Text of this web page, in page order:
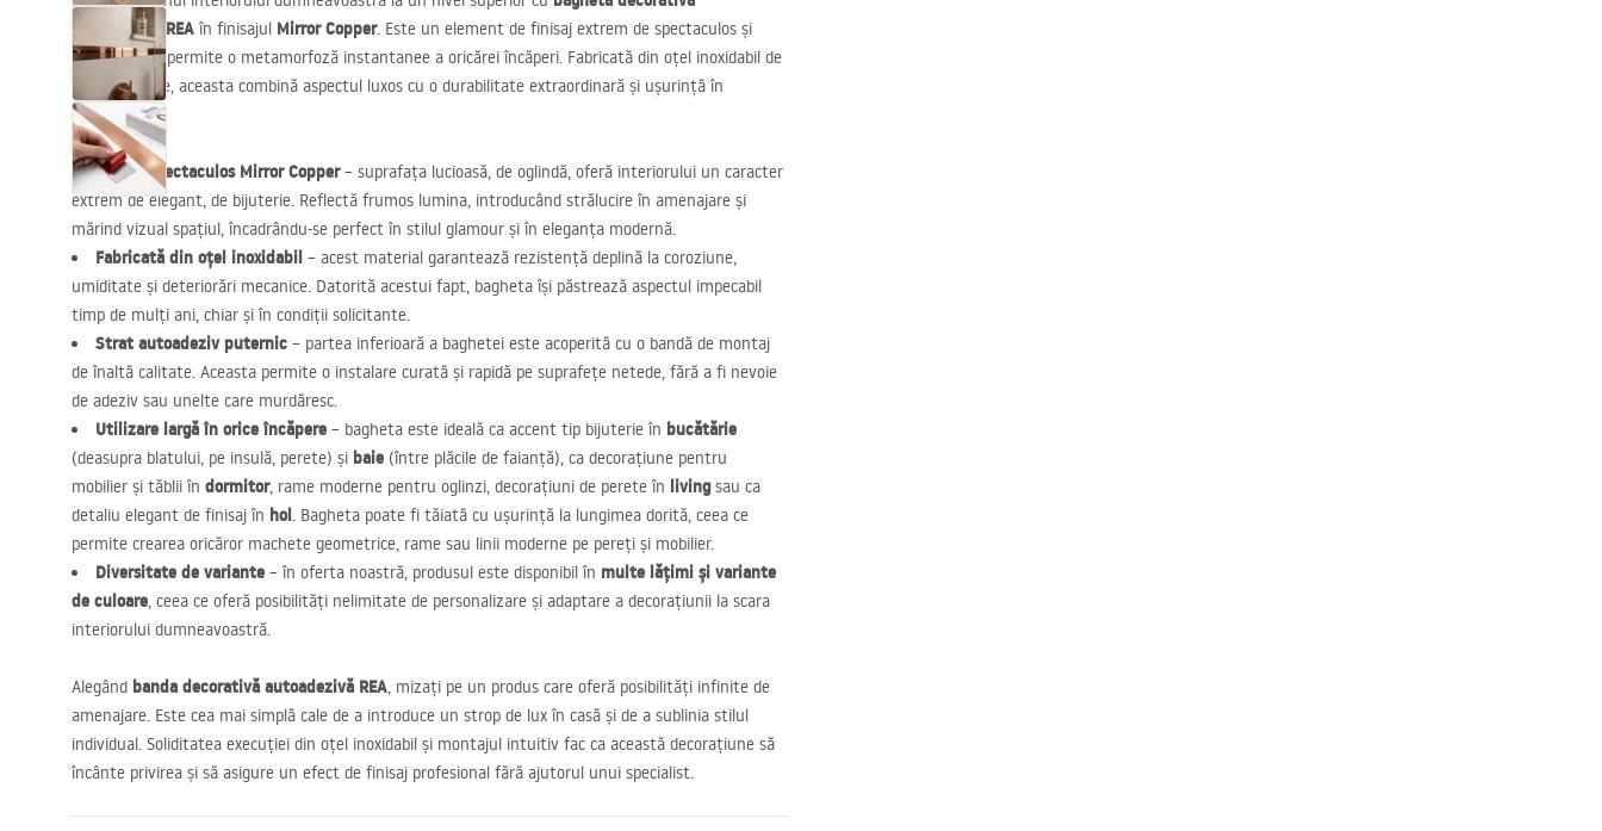
autoadezivă REA în finisajul Mirror Copper. Este un element de finisaj extrem de spectaculos și
versatil, care permite o metamorfoză instantanee a oricărei încăperi. Fabricată din oțel inoxidabil de
înaltă calitate, aceasta combină aspectul luxos cu o durabilitate extraordinară și ușurință în
montare.
Finisaj spectaculos Mirror Copper– suprafața lucioasă, de oglindă, oferă interiorului un caracter
extrem de elegant, de bijuterie. Reflectă frumos lumina, introducând strălucire în amenajare și
mărind vizual spațiul, încadrându-se perfect în stilul glamour și în eleganța modernă.
Fabricată din oțel inoxidabil – acest material garantează rezistență deplină la coroziune,
umiditate și deteriorări mecanice. Datorită acestui fapt, bagheta își păstrează aspectul impecabil
timp de mulți ani, chiar și în condiții solicitante.
Strat autoadeziv puternic – partea inferioară a baghetei este acoperită cu o bandă de montaj
de înaltă calitate. Aceasta permite o instalare curată și rapidă pe suprafețe netede, fără a fi nevoie
de adeziv sau unelte care murdăresc.
Utilizare largă în orice încăpere – bagheta este ideală ca accent tip bijuterie în bucătărie
(deasupra blatului, pe insulă, perete) și baie (între plăcile de faianță), ca decorațiune pentru
mobilier și tăblii în dormitor, rame moderne pentru oglinzi, decorațiuni de perete în livingsau ca
detaliu elegant de finisaj în hol. Bagheta poate fi tăiată cu ușurință la lungimea dorită, ceea ce
permite crearea oricăror machete geometrice, rame sau linii moderne pe pereți și mobilier.
Diversitate de variante – în oferta noastră, produsul este disponibil în multe lățimi și variante
de culoare, ceea ce oferă posibilități nelimitate de personalizare și adaptare a decorațiunii la scara
interiorului dumneavoastră.
Alegând banda decorativă autoadezivă REA, mizați pe un produs care oferă posibilități infinite de
amenajare. Este cea mai simplă cale de a introduce un strop de lux în casă și de a sublinia stilul
individual. Soliditatea execuției din oțel inoxidabil și montajul intuitiv fac ca această decorațiune să
încânte privirea și să asigure un efect de finisaj profesional fără ajutorul unui specialist.